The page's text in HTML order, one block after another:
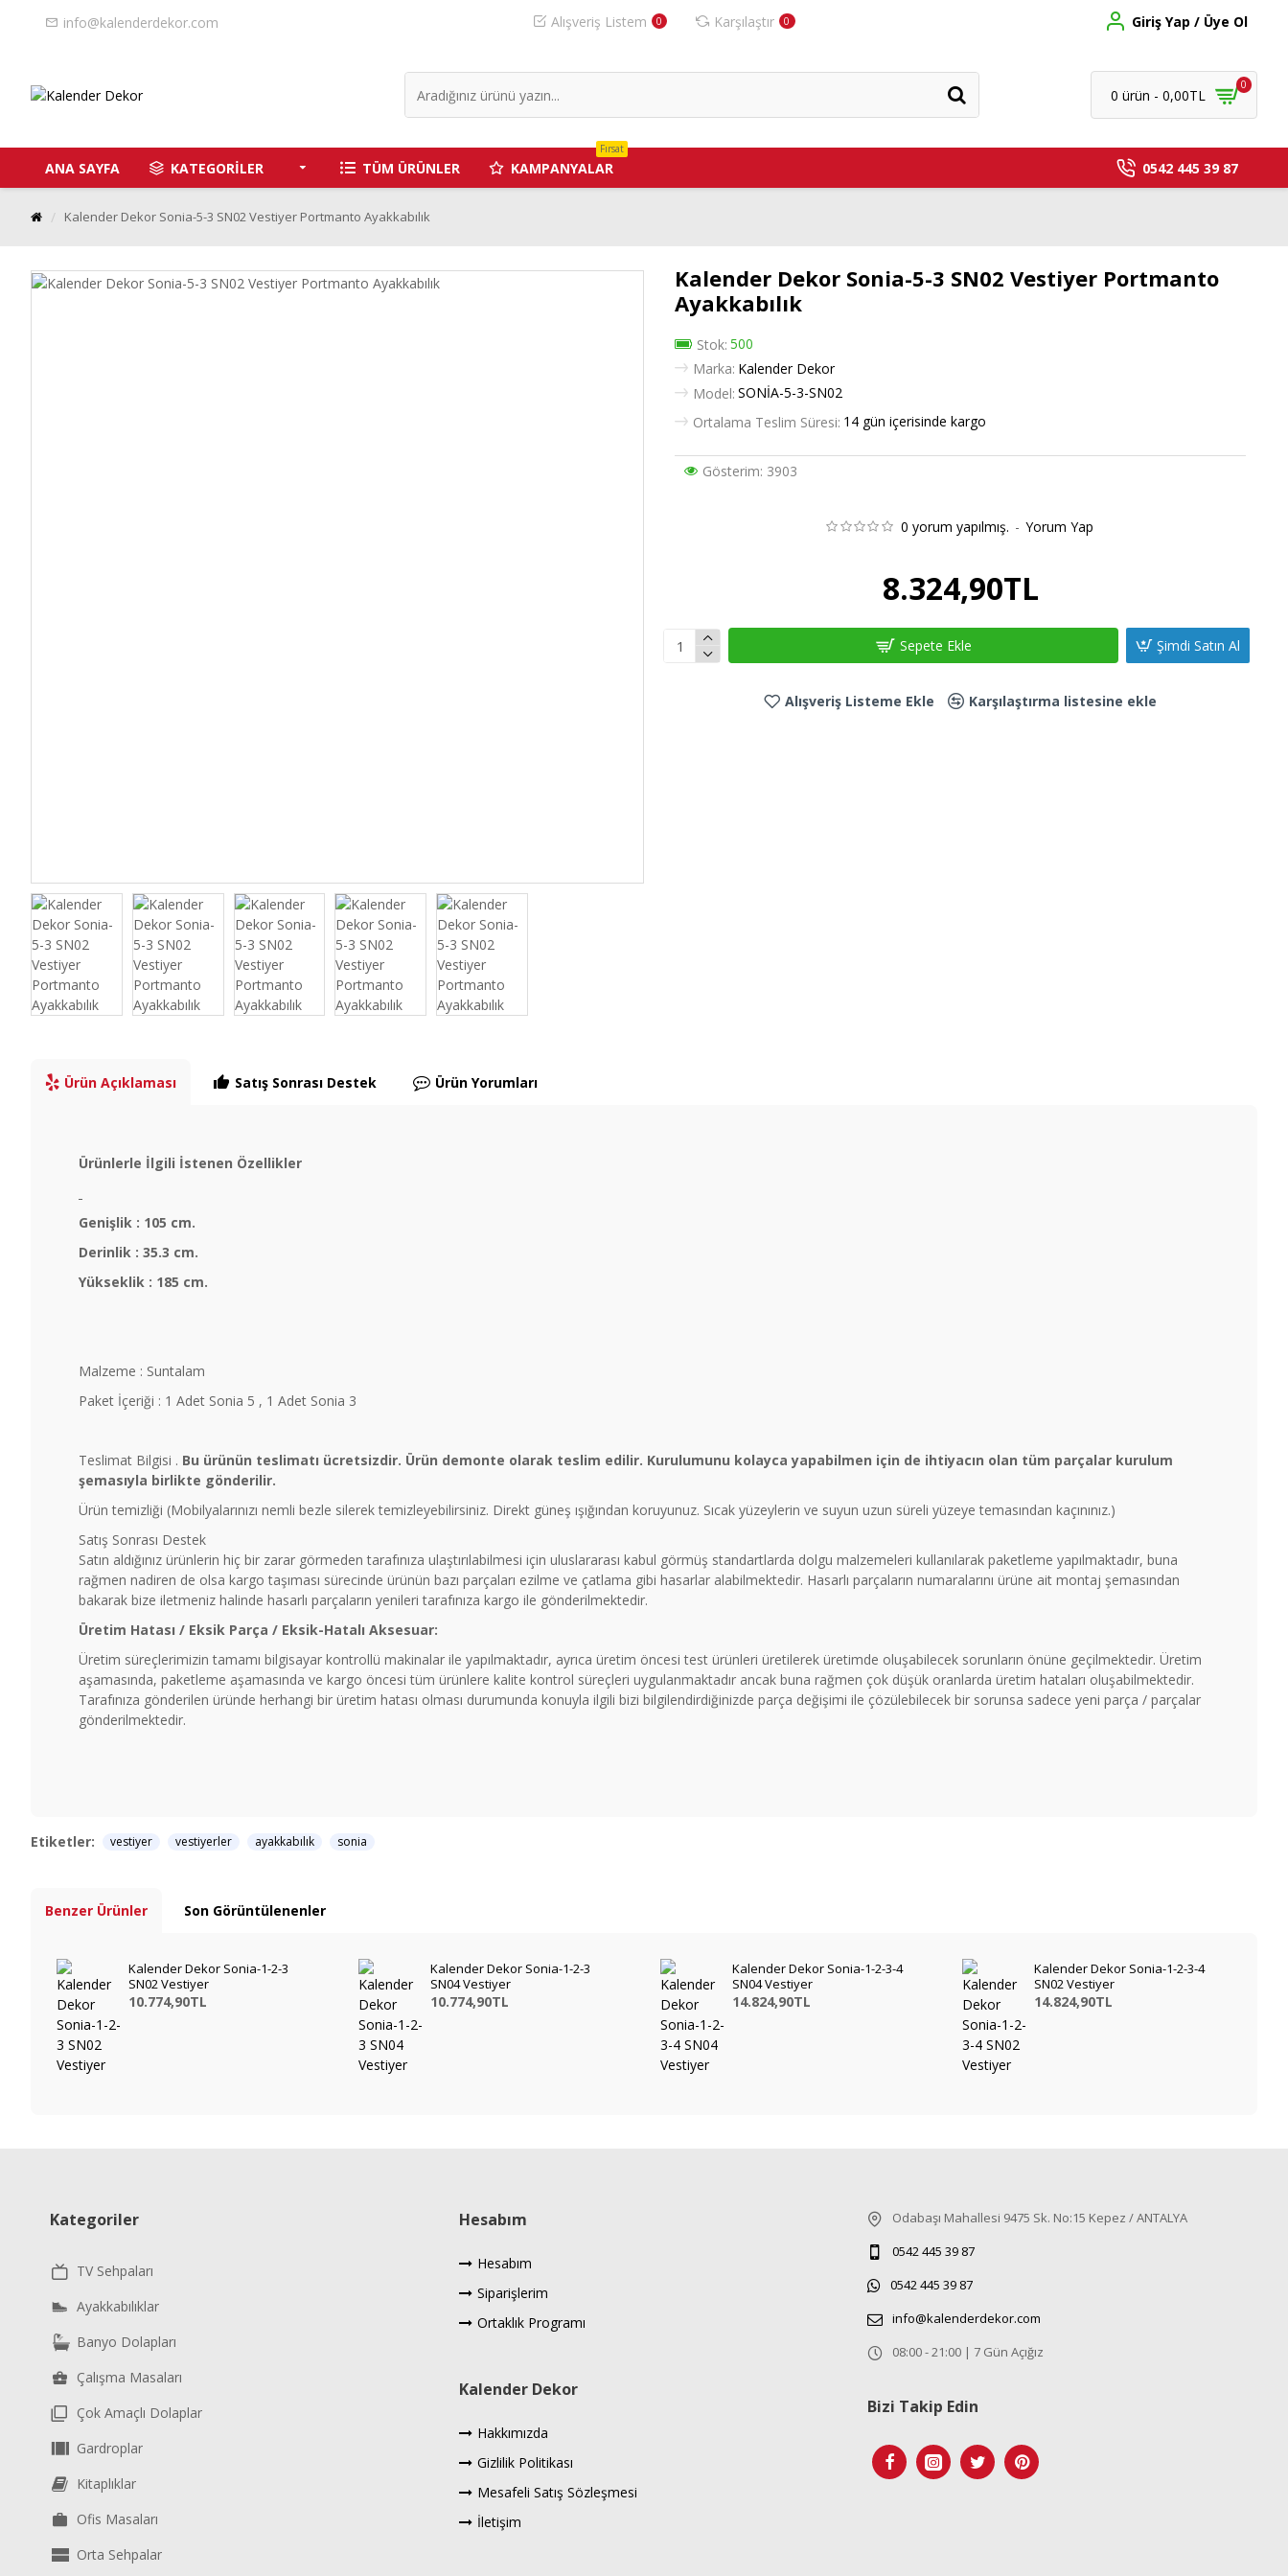
info@kalenderdekor.com Alışveriş Listem 0 Karşılaştır 0 Giriş Yap / Üye Ol
0 ürün - 0,00TL
0
ANA SAYFA KATEGORİLER TÜM ÜRÜNLER KAMPANYALAR
Fırsat
0542 445 39 87
Kalender Dekor Sonia-5-3 SN02 Vestiyer Portmanto Ayakkabılık
Kalender Dekor Sonia-5-3 SN02 Vestiyer Portmanto
Ayakkabılık
Stok: 500
Marka: Kalender Dekor
Model: SONİA-5-3-SN02
Ortalama Teslim Süresi: 14 gün içerisinde kargo
Gösterim: 3903
0 yorum yapılmış. - Yorum Yap
8.324,90TL
Sepete Ekle Şimdi Satın Al
Alışveriş Listeme Ekle Karşılaştırma listesine ekle
Ürün Açıklaması Satış Sonrası Destek Ürün Yorumları
Ürünlerle İlgili İstenen Özellikler
Genişlik : 105 cm.
Derinlik : 35.3 cm.
Yükseklik : 185 cm.
Malzeme : Suntalam
Paket İçeriği : 1 Adet Sonia 5 , 1 Adet Sonia 3
Teslimat Bilgisi . Bu ürünün teslimatı ücretsizdir. Ürün demonte olarak teslim edilir. Kurulumunu kolayca yapabilmen için de ihtiyacın olan tüm parçalar kurulum
şemasıyla birlikte gönderilir.
Ürün temizliği (Mobilyalarınızı nemli bezle silerek temizleyebilirsiniz. Direkt güneş ışığından koruyunuz. Sıcak yüzeylerin ve suyun uzun süreli yüzeye temasından kaçınınız.)
Satış Sonrası Destek
Satın aldığınız ürünlerin hiç bir zarar görmeden tarafınıza ulaştırılabilmesi için uluslararası kabul görmüş standartlarda dolgu malzemeleri kullanılarak paketleme yapılmaktadır, buna
rağmen nadiren de olsa kargo taşıması sürecinde ürünün bazı parçaları ezilme ve çatlama gibi hasarlar alabilmektedir. Hasarlı parçaların numaralarını ürüne ait montaj şemasından
bakarak bize iletmeniz halinde hasarlı parçaların yenileri tarafınıza kargo ile gönderilmektedir.
Üretim Hatası / Eksik Parça / Eksik-Hatalı Aksesuar:
Üretim süreçlerimizin tamamı bilgisayar kontrollü makinalar ile yapılmaktadır, ayrıca üretim öncesi test ürünleri üretilerek üretimde oluşabilecek sorunların önüne geçilmektedir. Üretim
aşamasında, paketleme aşamasında ve kargo öncesi tüm ürünlere kalite kontrol süreçleri uygulanmaktadır ancak buna rağmen çok düşük oranlarda üretim hataları oluşabilmektedir.
Tarafınıza gönderilen üründe herhangi bir üretim hatası olması durumunda konuyla ilgili bizi bilgilendirdiğinizde parça değişimi ile çözülebilecek bir sorunsa sadece yeni parça / parçalar
gönderilmektedir.
Etiketler: vestiyer vestiyerler ayakkabılık sonia
Benzer Ürünler Son Görüntülenenler
Kalender Dekor Sonia-1-2-3
SN02 Vestiyer
10.774,90TL
Kalender Dekor Sonia-1-2-3
SN04 Vestiyer
10.774,90TL
Kalender Dekor Sonia-1-2-3-4
SN04 Vestiyer
14.824,90TL
Kalender Dekor Sonia-1-2-3-4
SN02 Vestiyer
14.824,90TL
Kategoriler
TV Sehpaları
Ayakkabılıklar
Banyo Dolapları
Çalışma Masaları
Çok Amaçlı Dolaplar
Gardroplar
Kitaplıklar
Ofis Masaları
Orta Sehpalar
Hesabım
Hesabım
Siparişlerim
Ortaklık Programı
Kalender Dekor
Hakkımızda
Gizlilik Politikası
Mesafeli Satış Sözleşmesi
İletişim
Odabaşı Mahallesi 9475 Sk. No:15 Kepez / ANTALYA
0542 445 39 87
0542 445 39 87
info@kalenderdekor.com
08:00 - 21:00 | 7 Gün Açığız
Bizi Takip Edin